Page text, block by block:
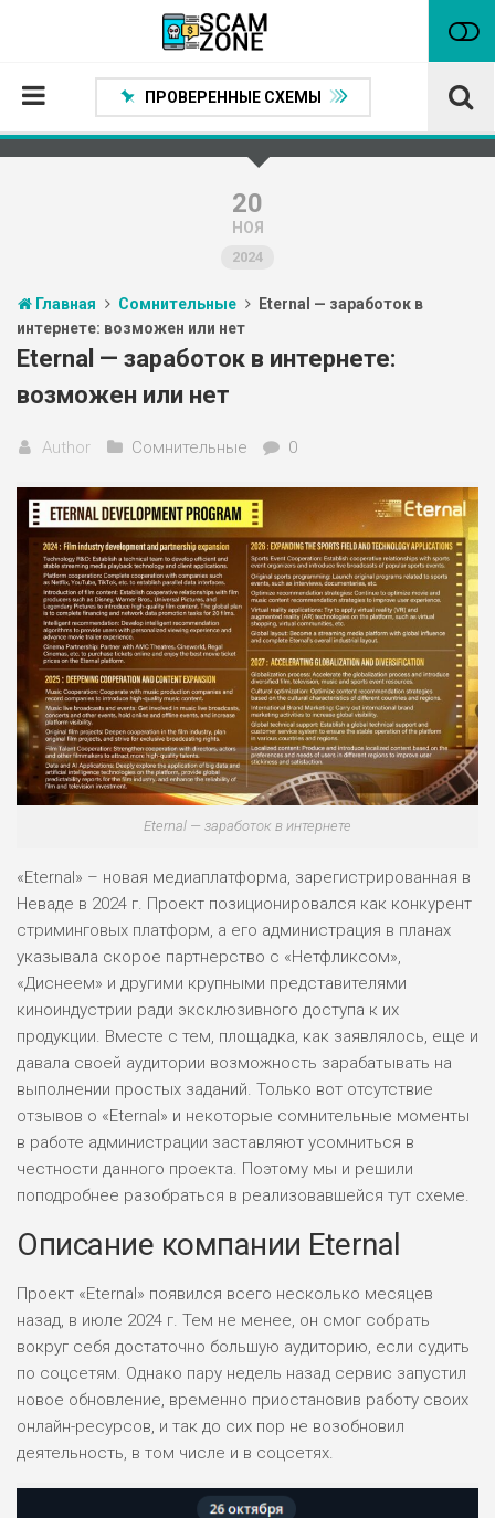
Проверенные способы заработка
Статьи
Партнеры
ПРОВЕРЕННЫЕ СХЕМЫ
20
НОЯ
2024
Главная Сомнительные
Eternal — заработок в
интернете: возможен или нет
Eternal — заработок в интернете:
возможен или нет
Author Сомнительные 0
Eternal — заработок в интернете
«Eternal» – новая медиаплатформа, зарегистрированная в
Неваде в 2024 г. Проект позиционировался как конкурент
стриминговых платформ, а его администрация в планах
указывала скорое партнерство с «Нетфликсом»,
«Диснеем» и другими крупными представителями
киноиндустрии ради эксклюзивного доступа к их
продукции. Вместе с тем, площадка, как заявлялось, еще и
давала своей аудитории возможность зарабатывать на
выполнении простых заданий. Только вот отсутствие
отзывов о «Eternal» и некоторые сомнительные моменты
в работе администрации заставляют усомниться в
честности данного проекта. Поэтому мы и решили
поподробнее разобраться в реализовавшейся тут схеме.
Описание компании Eternal
Проект «Eternal» появился всего несколько месяцев
назад, в июле 2024 г. Тем не менее, он смог собрать
вокруг себя достаточно большую аудиторию, если судить
по соцсетям. Однако пару недель назад сервис запустил
новое обновление, временно приостановив работу своих
онлайн-ресурсов, и так до сих пор не возобновил
деятельность, в том числе и в соцсетях.